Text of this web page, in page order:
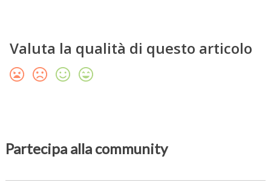
Valuta la qualità di questo articolo
Partecipa alla community